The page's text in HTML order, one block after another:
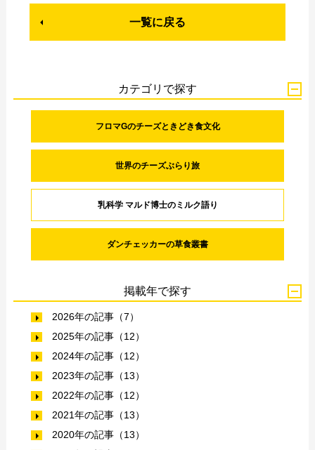
一覧に戻る
カテゴリで探す
フロマGのチーズときどき食文化
世界のチーズぶらり旅
乳科学 マルド博士のミルク語り
ダンチェッカーの草食叢書
掲載年で探す
2026年の記事（7）
2025年の記事（12）
2024年の記事（12）
2023年の記事（13）
2022年の記事（12）
2021年の記事（13）
2020年の記事（13）